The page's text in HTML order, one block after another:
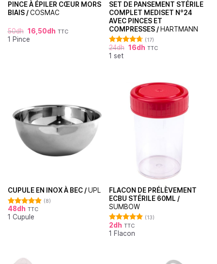
PINCE À ÉPILER CŒUR MORS
BIAIS /COSMAC
50dh 16,50dh TTC
1 Pince
SET DE PANSEMENT STÉRILE
COMPLET MEDISET N°24
AVEC PINCES ET
COMPRESSES / HARTMANN
Note
4.71
sur 5
(17)
24dh 16dh TTC
1 set
CUPULE EN INOX À BEC /UPL
Note4.88
sur 5
(8)
48dh TTC
1 Cupule
FLACON DE PRÉLÈVEMENT
ECBU STÉRILE 60ML /
SUMBOW
Note 4.92
sur 5
(13)
2dh TTC
1 Flacon